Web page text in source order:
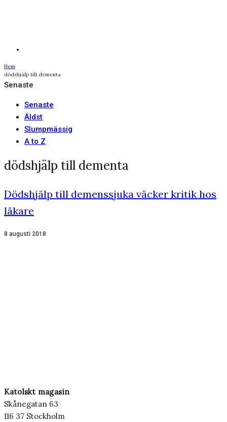
Hem
dödshjälp till dementa
Senaste
Senaste
Äldst
Slumpmässig
A to Z
dödshjälp till dementa
Dödshjälp till demenssjuka väcker kritik hos
läkare
8 augusti 2018
Katolskt magasin
Skånegatan 63
116 37 Stockholm